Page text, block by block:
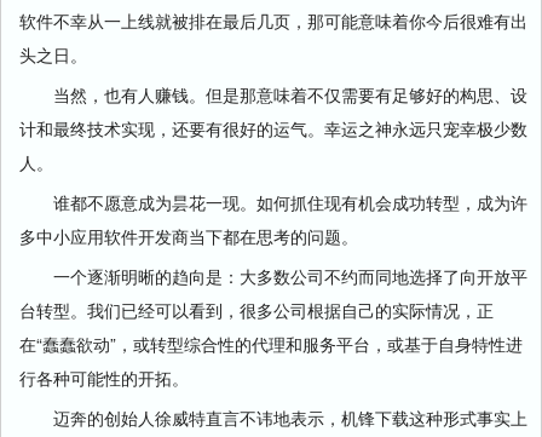
软件不幸从一上线就被排在最后几页，那可能意味着你今后很难有出
头之日。
当然，也有人赚钱。但是那意味着不仅需要有足够好的构思、设
计和最终技术实现，还要有很好的运气。幸运之神永远只宠幸极少数
人。
谁都不愿意成为昙花一现。如何抓住现有机会成功转型，成为许
多中小应用软件开发商当下都在思考的问题。
一个逐渐明晰的趋向是：大多数公司不约而同地选择了向开放平
台转型。我们已经可以看到，很多公司根据自己的实际情况，正
在“蠢蠢欲动”，或转型综合性的代理和服务平台，或基于自身特性进
行各种可能性的开拓。
迈奔的创始人徐威特直言不讳地表示，机锋下载这种形式事实上